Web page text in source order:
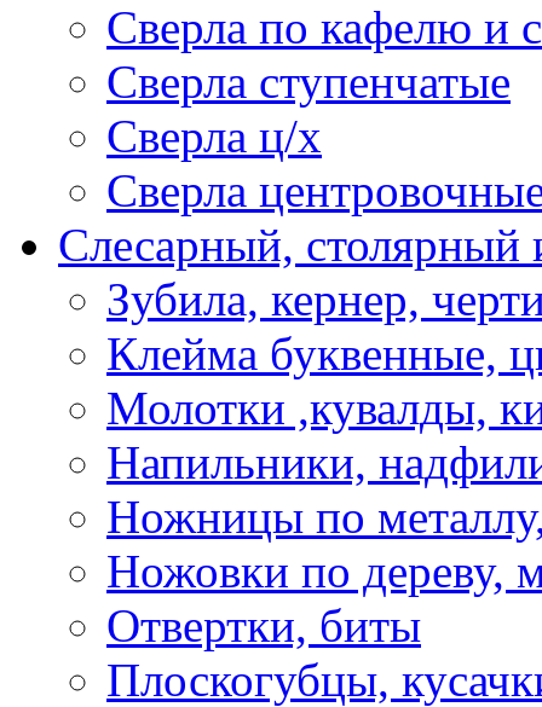
Сверла по кафелю и
Сверла ступенчатые
Сверла ц/х
Сверла
Слесарный, столярный
Зубила, кернер,
Клейма буквенные,
Молотки ,кувалды,
Напильники,
Ножницы по
Ножовки по дереву,
Отвертки, биты
Плоскогубцы,